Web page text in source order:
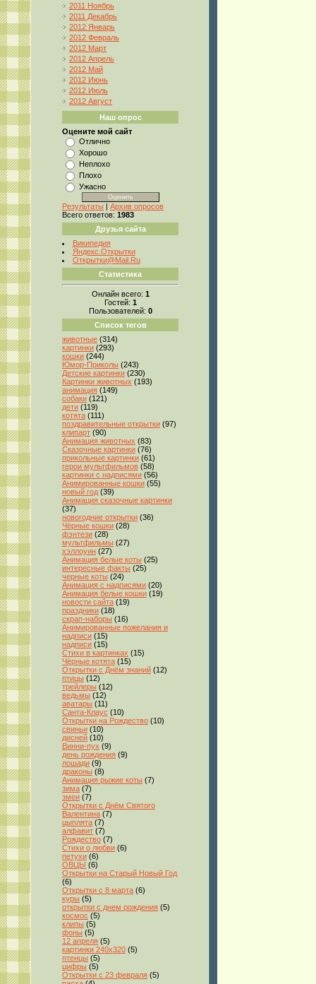
2011 Ноябрь
2011 Декабрь
2012 Январь
2012 Февраль
2012 Март
2012 Апрель
2012 Май
2012 Июнь
2012 Июль
2012 Август
Наш опрос
Оцените мой сайт
Отлично
Хорошо
Неплохо
Плохо
Ужасно
Результаты | Архив опросов
Всего ответов: 1983
Друзья сайта
Википедия
Яндекс.Открытки
Открытки@Mail.Ru
Статистика
Онлайн всего: 1
Гостей: 1
Пользователей: 0
Список тегов
животные (314)
картинки (293)
кошки (244)
Юмор-Приколы (243)
Детские картинки (230)
Картинки животных (193)
анимация (149)
собаки (121)
дети (119)
котята (111)
поздравительные открытки (97)
клипарт (90)
Анимация животных (83)
Сказочные картинки (76)
прикольные картинки (61)
герои мультфильмов (58)
картинки с надписями (56)
Анимированные кошки (55)
новый год (39)
Анимация сказочные картинки
(37)
новогодние открытки (36)
Чёрные кошки (28)
фэнтези (28)
мультфильмы (27)
хэллоуин (27)
Анимация белые коты (25)
интересные факты (25)
черные коты (24)
Анимация с надписями (20)
Анимация белые кошки (19)
новости сайта (19)
праздники (18)
скрап-наборы (16)
Анимированные пожелания и
надписи (15)
надписи (15)
Стихи в картинках (15)
Чёрные котята (15)
Открытки с Днём знаний (12)
птицы (12)
трейлеры (12)
ведьмы (12)
аватары (11)
Санта-Клаус (10)
Открытки на Рождество (10)
свиньи (10)
дисней (10)
Винни-пух (9)
день рождения (9)
лошади (9)
драконы (8)
Анимация рыжие коты (7)
зима (7)
змеи (7)
Открытки с Днём Святого
Валентина (7)
цыплята (7)
алфавит (7)
Рождество (7)
Стихи о любви (6)
петухи (6)
ОВЦЫ (6)
Открытки на Старый Новый Год
(6)
Открытки с 8 марта (6)
куры (5)
открытки с днем рождения (5)
космос (5)
клипы (5)
фоны (5)
12 апреля (5)
картинки 240x320 (5)
птенцы (5)
цифры (5)
Открытки с 23 февраля (5)